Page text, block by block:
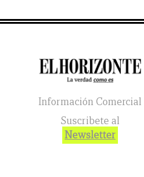
Información Comercial
Suscribete al
Newsletter